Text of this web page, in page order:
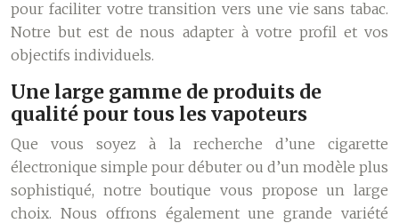
pour faciliter votre transition vers une vie sans tabac.
Notre but est de nous adapter à votre profil et vos
objectifs individuels.
Une large gamme de produits de
qualité pour tous les vapoteurs
Que vous soyez à la recherche d’une cigarette
électronique simple pour débuter ou d’un modèle plus
sophistiqué, notre boutique vous propose un large
choix. Nous offrons également une grande variété